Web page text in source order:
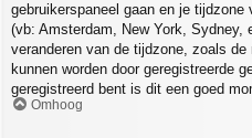
gebruikerspaneel gaan en je tijdzone
(vb: Amsterdam, New York, Sydney,
veranderen van de tijdzone, zoals
kunnen worden door geregistreerde
geregistreerd bent is dit een goed
Omhoog